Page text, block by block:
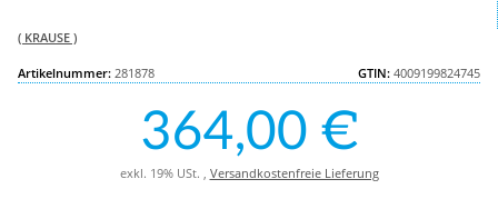
( KRAUSE )
Artikelnummer: 281878 GTIN: 4009199824745
364,00 €
exkl. 19% USt. , Versandkostenfreie Lieferung